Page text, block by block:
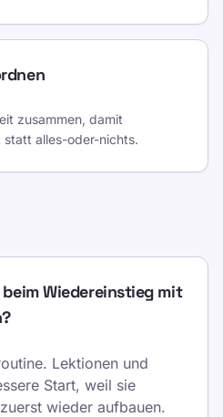
zusammen, damit
alles-oder-nichts.
Wiedereinstieg mit
Lektionen und
Start, weil sie
wieder aufbauen.